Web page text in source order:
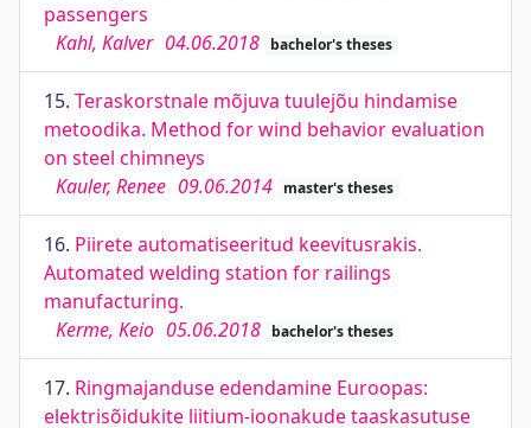
passengers
Kahl, Kalver 04.06.2018 bachelor's theses
15. Teraskorstnale mõjuva tuulejõu hindamise
metoodika. Method for wind behavior evaluation
on steel chimneys
Kauler, Renee 09.06.2014 master's theses
16. Piirete automatiseeritud keevitusrakis.
Automated welding station for railings
manufacturing.
Kerme, Keio 05.06.2018 bachelor's theses
17. Ringmajanduse edendamine Euroopas:
elektrisõidukite liitium-ioonakude taaskasutuse